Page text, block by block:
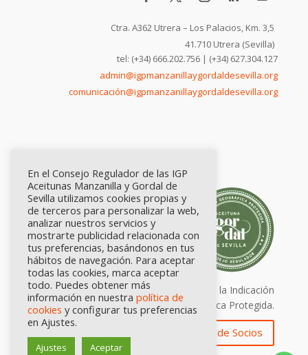
Ctra. A362 Utrera – Los Palacios, Km. 3,5
41.710 Utrera (Sevilla)
tel: (+34) 666.202.756 | (+34) 627.304.127
admin@igpmanzanillaygordaldesevilla.org
comunicación@igpmanzanillaygordaldesevilla.org
Calidad certificada por Origen. Sellos de la Indicación
Geográfica Protegida.
Zona de Socios
En el Consejo Regulador de las IGP
Aceitunas Manzanilla y Gordal de
Sevilla utilizamos cookies propias y
de terceros para personalizar la web,
analizar nuestros servicios y
mostrarte publicidad relacionada con
tus preferencias, basándonos en tus
hábitos de navegación. Para aceptar
todas las cookies, marca aceptar
todo. Puedes obtener más
información en nuestra política de
cookies y configurar tus preferencias
en Ajustes.
Ajustes Aceptar